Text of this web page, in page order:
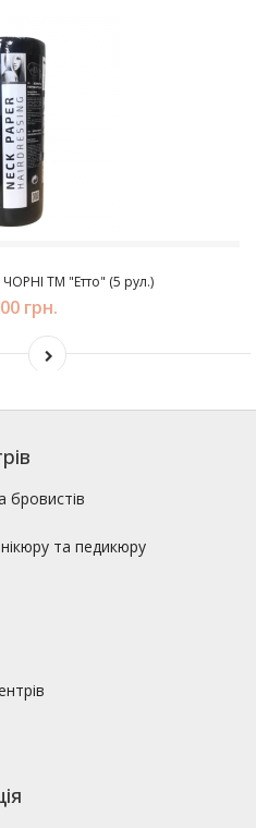
ЧОРНІ ТМ "Етто" (5 рул.)
грн.
бровистів
та педикюру